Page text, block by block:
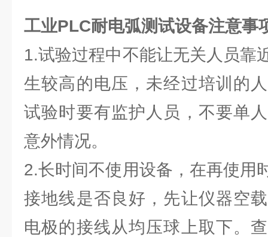
工业PLC耐电弧测试设备注意事
1.试验过程中不能让无关人员靠
生较高的电压，未经过培训的
试验时要有监护人员，不要单
意外情况。
2.长时间不使用设备，在再使用
接地线是否良好，先让仪器空
电极的接线从均压球上取下。